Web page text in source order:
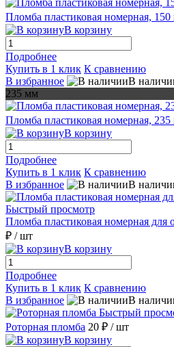
Пломба пластиковая номерная,
В корзину
Подробнее
Купить в 1 клик К сравнению
В избранное
В
235 мм
Пломба пластиковая номерная,
В корзину
Подробнее
Купить в 1 клик К сравнению
В избранное
В
Быстрый просмотр
Пломба пластиковая номерная для
₽ / шт
В корзину
Подробнее
Купить в 1 клик К сравнению
В избранное
В
Быстрый
Роторная пломба 20 ₽ / шт
В корзину